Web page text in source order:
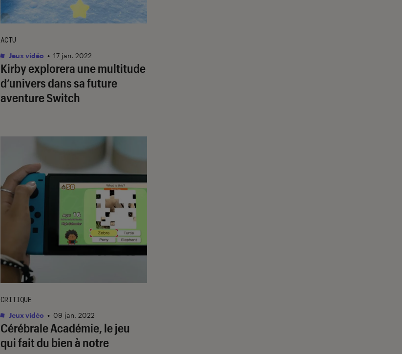
Kirby explorera une multitude
d’univers dans sa future
aventure Switch
ACTU
Jeux vidéo • 17 jan. 2022
Cérébrale Académie, le jeu
qui fait du bien à notre
CRITIQUE
Jeux vidéo • 09 jan. 2022